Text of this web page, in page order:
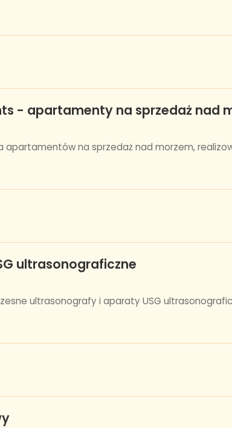
- apartamenty na sprzedaż nad
na sprzedaż nad morzem,
ultrasonograficzne
ultrasonografy i aparaty USG